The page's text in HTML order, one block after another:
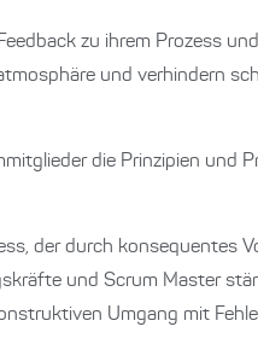
zu ihrem Prozess
und verhindern
die Prinzipien und
der durch konsequentes
und Scrum Master
Umgang mit